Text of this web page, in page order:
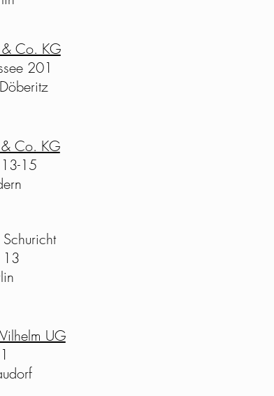
Co. KG
201
Co. KG
15
Schuricht
13
UG